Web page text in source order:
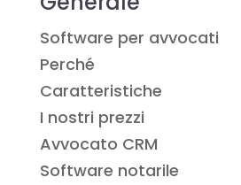
Software per avvocati
Perché
Caratteristiche
I nostri prezzi
Avvocato CRM
Software notarile